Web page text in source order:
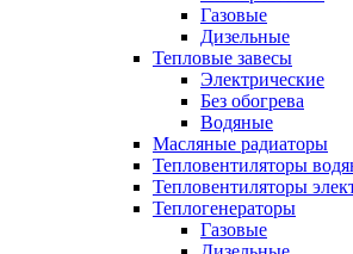
Газовые
Дизельные
Тепловые завесы
Электрические
Без обогрева
Водяные
Масляные радиаторы
Тепловентиляторы
Тепловентиляторы
Теплогенераторы
Газовые